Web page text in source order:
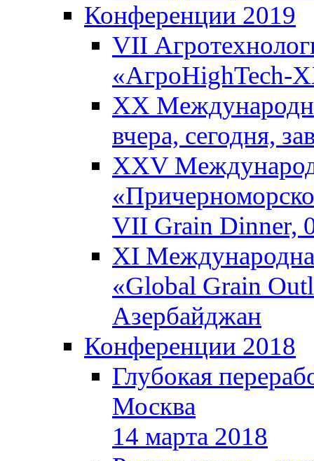
Конференции 2019
VII
«АгроHighTech-
XX
вчера, сегодня,
XXV
VII Grain Dinner,
XI
«Global Grain
Азербайджан
Конференции 2018
Глубокая
Москва
14 марта 2018